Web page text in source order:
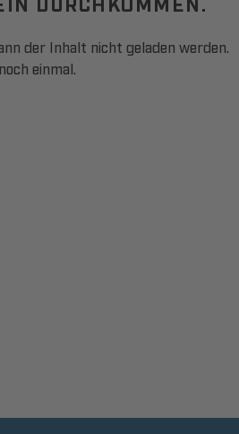
der Inhalt nicht geladen werden.
einmal.